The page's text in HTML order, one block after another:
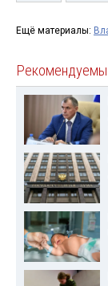
Ещё материалы: